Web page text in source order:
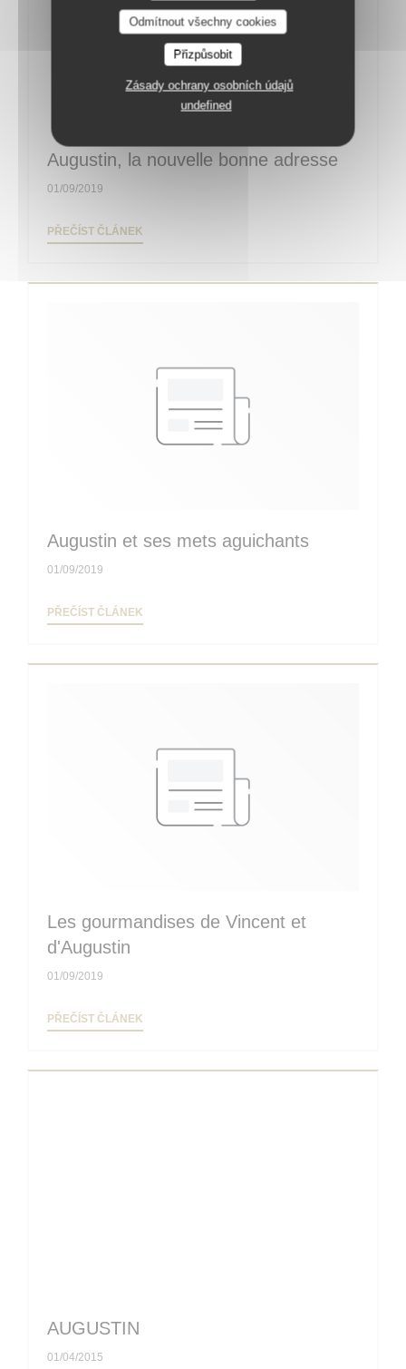
Odmítnout všechny cookies
Přizpůsobit
Zásady ochrany osobních údajů
undefined
Augustin, la nouvelle bonne adresse
01/09/2019
PŘEČÍST ČLÁNEK
Augustin et ses mets aguichants
01/09/2019
PŘEČÍST ČLÁNEK
Les gourmandises de Vincent et
d'Augustin
01/09/2019
PŘEČÍST ČLÁNEK
AUGUSTIN
01/04/2015